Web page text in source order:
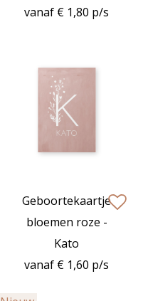
vanaf € 1,80 p/s
Geboortekaartje
bloemen roze -
Kato
vanaf € 1,60 p/s